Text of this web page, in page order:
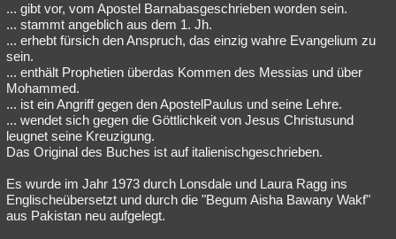
... gibt vor, vom Apostel Barnabasgeschrieben worden sein.
... stammt angeblich aus dem 1. Jh.
... erhebt fürsich den Anspruch, das einzig wahre Evangelium zu
sein.
... enthält Prophetien überdas Kommen des Messias und über
Mohammed.
... ist ein Angriff gegen den ApostelPaulus und seine Lehre.
... wendet sich gegen die Göttlichkeit von Jesus Christusund
leugnet seine Kreuzigung.
Das Original des Buches ist auf italienischgeschrieben.
Es wurde im Jahr 1973 durch Lonsdale und Laura Ragg ins
Englischeübersetzt und durch die "Begum Aisha Bawany Wakf"
aus Pakistan neu aufgelegt.